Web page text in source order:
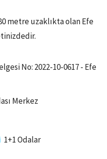
metre uzaklıkta olan Efe
No: 2022-10-0617 - Efe
Merkez
1+1 Odalar